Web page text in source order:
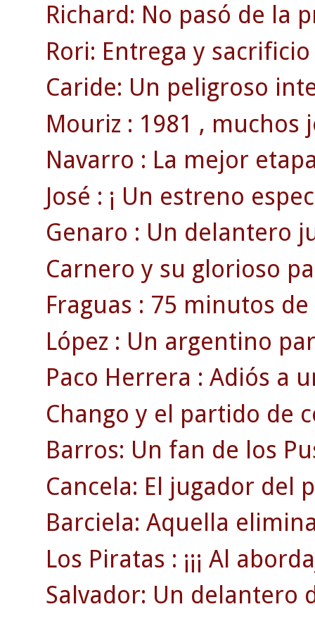
Richard: No pasó de la
Rori: Entrega y
Caride: Un peligroso
Mouriz : 1981 , muchos
Navarro : La mejor
José : ¡ Un estreno
Genaro : Un delantero
Carnero y su glorioso
Fraguas : 75 minutos
López : Un argentino
Paco Herrera : Adiós a
Chango y el partido de
Barros: Un fan de los
Cancela: El jugador del
Barciela: Aquella
Los Piratas : ¡¡¡ Al
Salvador: Un delantero